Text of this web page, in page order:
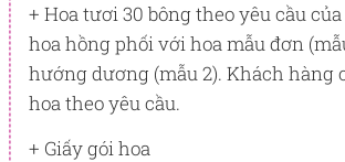
PointSight có giá trị dùng để trừ trực tiếp
đổi quà tặng ưu đãi tại Flowersight.
Đăng nhập
hoặc Đăng ký
ngay để kiểm tra
chính xác nhất dành cho bạn.
+ Hoa tươi 30 bông theo yêu cầu
hoa hồng phối với hoa mẫu đơn
hướng dương (mẫu 2). Khách hàng
hoa theo yêu cầu.
+ Giấy gói hoa